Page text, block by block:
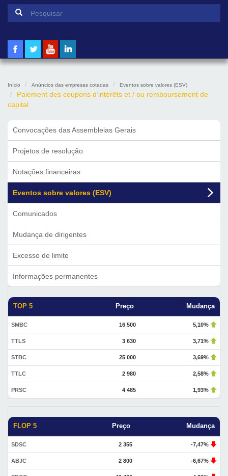
Formulário de pesquisa
Início Anúncios das empresas cotadas Eventos sobre valores (ESV)
Paiement des coupons d’intérêts et / ou remboursement de
capital
Convocações das Assembleias Gerais
Projetos de resolução
Notações financeiras
Eventos sobre valores (ESV)
Comunicados
Mudança de dirigentes
Excesso de limite
Informações permanentes
TOP 5 Preço Mudança
SMBC 16 500 5,10%
TTLS 3 630 3,71%
STBC 25 000 3,69%
TTLC 2 980 2,58%
PRSC 4 485 1,93%
FLOP 5 Preço Mudança
SDSC 2 355 -7,47%
ABJC 2 800 -6,67%